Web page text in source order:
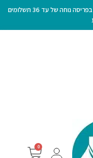
ניתן לרכוש ב-12 תשלומים בכרטיס אשראי, או בפריסה נוחה של עד 36 תשלומים
0